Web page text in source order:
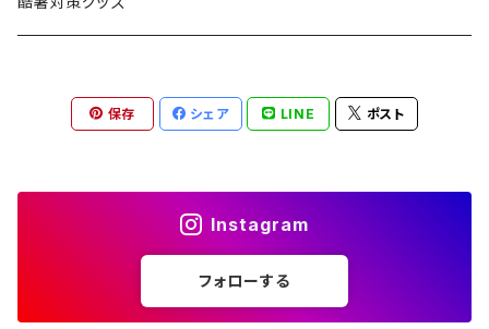
BROOKLYN WORKS
ヘッドライト／ランタン
アクセサリー
アクセサリー
七輪、グリル
ガスストーブ
斧、鉈
クッキングギア
バーナー／ストーブ
カトラリー
コンテナ、ギアケース
フットウェア
アクセサリー
保存 シェア LINE ポスト
Instagram
フォローする